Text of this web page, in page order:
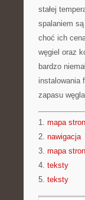
stałej
spalaniem
choć ich
węgiel oraz
bardzo
instalowania
zapasu
1. mapa
2. nawigacja
3. mapa
4. teksty
5. teksty